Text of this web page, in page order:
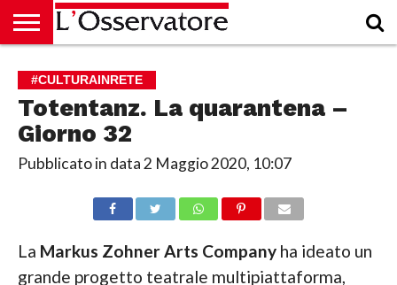
CULTURA
ECONOMIA
RUBRICHE
ARCHIVIO
PODCAST
ABBONAMENTO
CHI
SIAMO
ACCEDI
#CULTURAINRETE
Totentanz. La quarantena –
Giorno 32
Pubblicato in data2 Maggio 2020, 10:07
La Markus Zohner Arts Companyha ideato un
grande progetto teatrale multipiattaforma,